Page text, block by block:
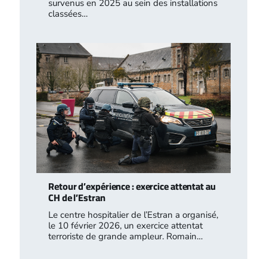
survenus en 2025 au sein des installations
classées…
Retour d’expérience : exercice attentat au
CH de l’Estran
Le centre hospitalier de l’Estran a organisé,
le 10 février 2026, un exercice attentat
terroriste de grande ampleur. Romain…